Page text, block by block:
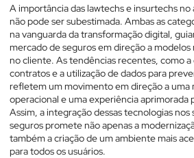
A importância das lawtechs e insurtechs
não pode ser subestimada. Ambas as
na vanguarda da transformação digital,
mercado de seguros em direção a modelos
no cliente. As tendências recentes, como a
contratos e a utilização de dados para
refletem um movimento em direção a uma
operacional e uma experiência aprimorada
Assim, a integração dessas tecnologias
seguros promete não apenas a
também a criação de um ambiente mais
para todos os usuários.